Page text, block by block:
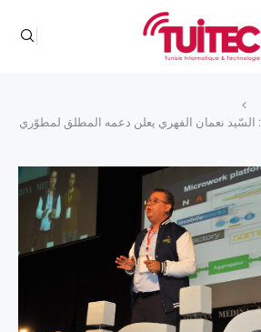
في ملتقى Droidcon 2016 : السّيد نعمان الفهري يعلن دعمه المطلق لمطوّري